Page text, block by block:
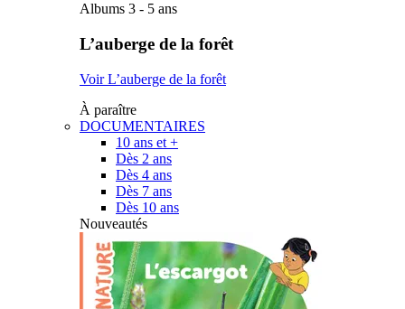
Albums 3 - 5 ans
L’auberge de la forêt
Voir L’auberge de la forêt
À paraître
DOCUMENTAIRES
10 ans et +
Dès 2 ans
Dès 4 ans
Dès 7 ans
Dès 10 ans
Nouveautés